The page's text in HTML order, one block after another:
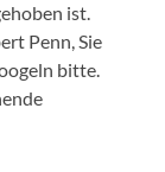
ist.
Penn, Sie
bitte.